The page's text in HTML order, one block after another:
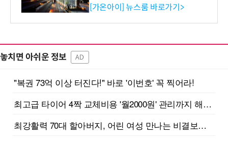
수행
[가온아이] 뉴스룸 바로가기>
놓치면 아쉬운 정보 AD